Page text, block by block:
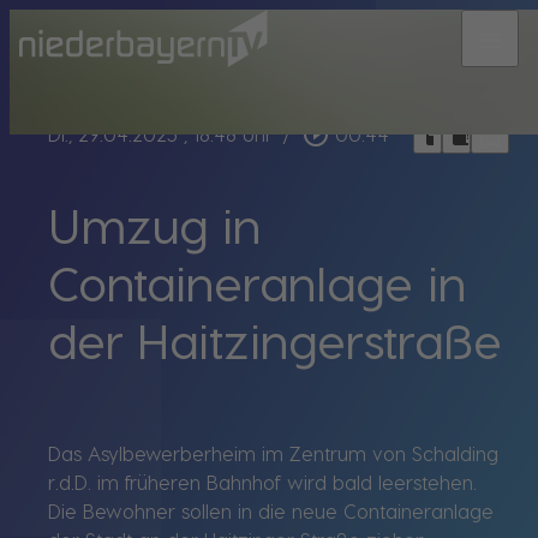
Di., 29.04.2025, 18:48 Uhr / play_circle_outline 00:44 headphoneschrome_reader_mode bookmark_border
Umzug in
Containeranlage in
der Haitzingerstraße
Das Asylbewerberheim im Zentrum von Schalding
r.d.D. im früheren Bahnhof wird bald leerstehen.
Die Bewohner sollen in die neue Containeranlage